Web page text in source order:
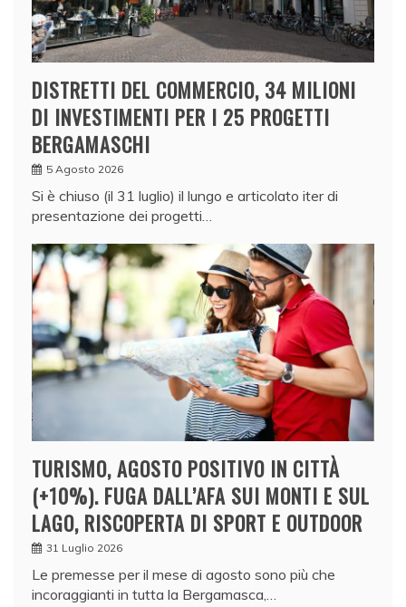
DISTRETTI DEL COMMERCIO, 34 MILIONI
DI INVESTIMENTI PER I 25 PROGETTI
BERGAMASCHI
5 Agosto 2026
Si è chiuso (il 31 luglio) il lungo e articolato iter di
presentazione dei progetti…
TURISMO, AGOSTO POSITIVO IN CITTÀ
(+10%). FUGA DALL’AFA SUI MONTI E SUL
LAGO, RISCOPERTA DI SPORT E OUTDOOR
31 Luglio 2026
Le premesse per il mese di agosto sono più che
incoraggianti in tutta la Bergamasca,…